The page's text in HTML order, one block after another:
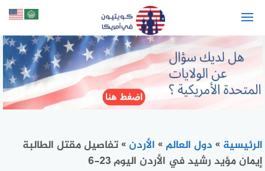
الرئيسية » دول العالم » الأردن»تفاصيل مقتل الطالبة
إيمان مؤيد رشيد في الأردن اليوم 23-6